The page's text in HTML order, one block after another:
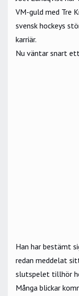
VM-guld med Tre
svensk hockeys
karriär.
Nu väntar snart
Han har bestämt
redan meddelat
slutspelet tillhör
Många blickar